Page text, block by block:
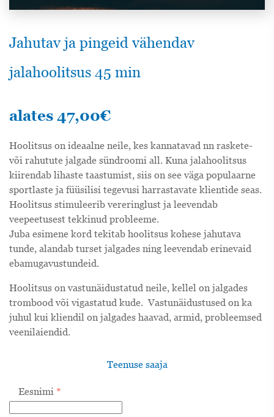
Jahutav ja pingeid vähendav
jalahoolitsus 45 min
alates 47,00€
Hoolitsus on ideaalne neile, kes kannatavad nn raskete-
või rahutute jalgade sündroomi all. Kuna jalahoolitsus
kiirendab lihaste taastumist, siis on see väga populaarne
sportlaste ja füüsilisi tegevusi harrastavate klientide seas.
Hoolitsus stimuleerib vereringlust ja leevendab
veepeetusest tekkinud probleeme.
Juba esimene kord tekitab hoolitsus kohese jahutava
tunde, alandab turset jalgades ning leevendab erinevaid
ebamugavustundeid.
Hoolitsus on vastunäidustatud neile, kellel on jalgades
trombood või vigastatud kude. Vastunäidustused on ka
juhul kui kliendil on jalgades haavad, armid, probleemsed
veenilaiendid.
Teenuse saaja
Eesnimi *